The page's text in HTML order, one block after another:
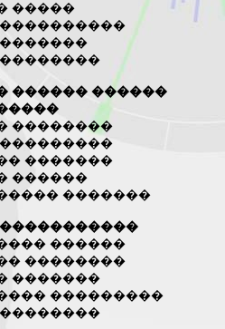
�����
������ ������
��������
�������
������
�������
������
��������
�������
���������